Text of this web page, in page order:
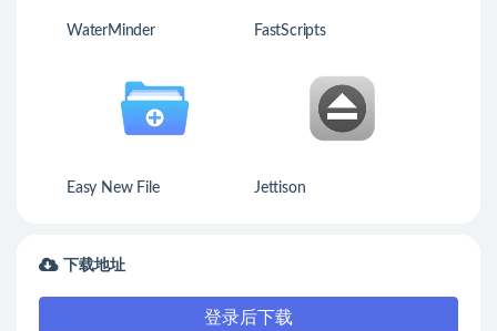
WaterMinder FastScripts
Easy New File Jettison
下载地址
登录后下载